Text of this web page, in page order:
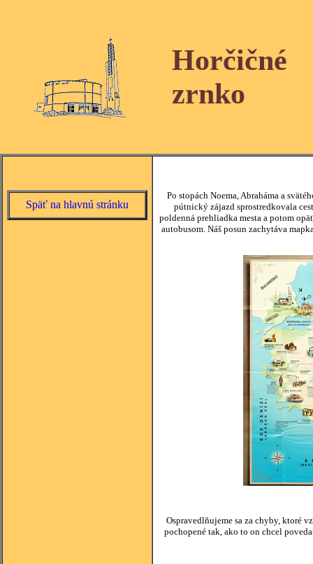
Horčičné
zrnko
Späť na hlavnú stránku
Po stopách Noema, Abraháma a
pútnický zájazd sprostredkovala
poldenná prehliadka mesta a potom
autobusom. Náš posun zachytáva
Ospravedlňujeme sa za chyby, ktoré
pochopené tak, ako to on chcel